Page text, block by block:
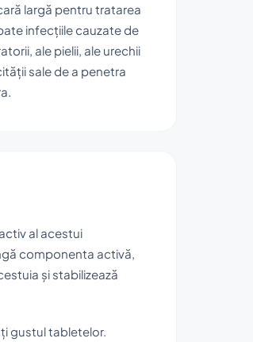
largă pentru tratarea
infecțiile cauzate de
ale pielii, ale urechii
sale de a penetra
al acestui
componenta activă,
și stabilizează
gustul tabletelor.